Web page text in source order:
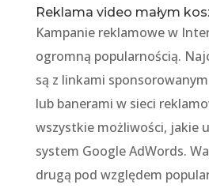
Reklama video małym
Kampanie reklamowe w
ogromną popularnością.
są z linkami
lub banerami w sieci
wszystkie możliwości, jakie
system Google AdWords.
drugą pod względem